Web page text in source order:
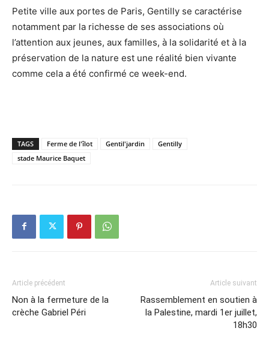
Petite ville aux portes de Paris, Gentilly se caractérise
notamment par la richesse de ses associations où
l’attention aux jeunes, aux familles, à la solidarité et à la
préservation de la nature est une réalité bien vivante
comme cela a été confirmé ce week-end.
TAGS Ferme de l'îlot Gentil'jardin
Gentilly
stade Maurice Baquet
Article précédent
Non à la fermeture de la
crèche Gabriel Péri
Article suivant
Rassemblement en soutien à
la Palestine, mardi 1er juillet,
18h30